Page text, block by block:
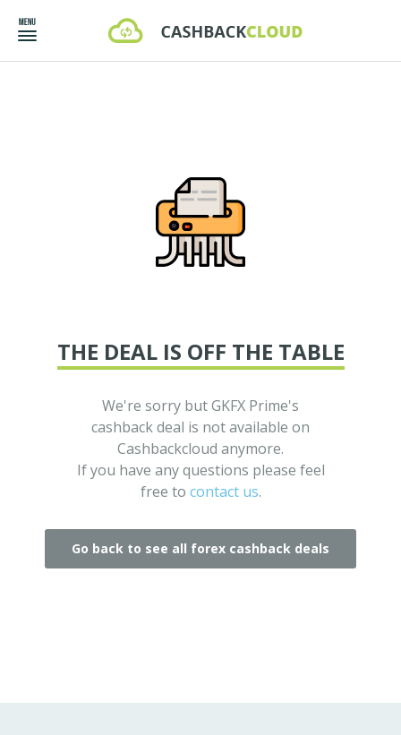
THE DEAL IS OFF THE TABLE
We're sorry but GKFX Prime's
cashback deal is not available on
Cashbackcloud anymore.
If you have any questions please feel
free to contact us.
Go back to see all forex cashback deals